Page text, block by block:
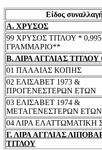
Είδος
Α. ΧΡΥΣΟΣ
99 ΧΡΥΣΟΣ ΤΙΤΛΟΥ * 0,995
ΓΡΑΜΜΑΡΙΟ**
Β. ΛΙΡΑ ΑΓΓΛΙΑΣ ΤΙΤΛΟΥ
01 ΠΑΛΑΙΑΣ ΚΟΠΗΣ
02 ΕΛΙΣΑΒΕΤ 1973 &
ΠΡΟΓΕΝΕΣΤΕΡΩΝ ΕΤΩΝ
03 ΕΛΙΣΑΒΕΤ 1974 &
ΜΕΤΑΓΕΝΕΣΤΕΡΩΝ ΕΤΩΝ
04 ΛΙΡΑ ΕΛΑΤΤΩΜΑΤΙΚΗ
Γ. ΛΙΡΑ ΑΓΓΛΙΑΣ
ΤΙΤΛΟΥ